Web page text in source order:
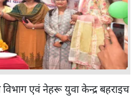
एवं नेहरू युवा केन्द्र बहराइच